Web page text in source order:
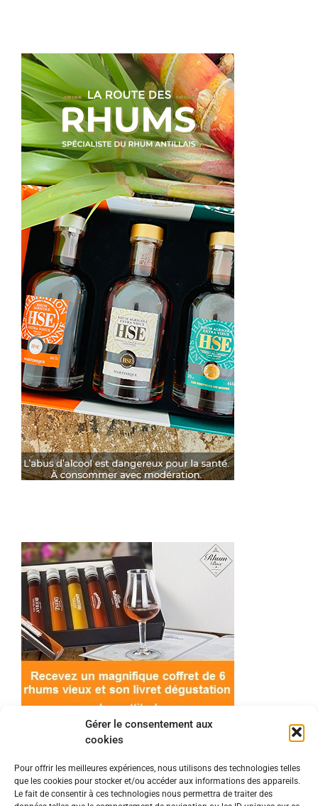
Gérer le consentement aux
cookies
Pour offrir les meilleures expériences, nous utilisons des technologies telles
que les cookies pour stocker et/ou accéder aux informations des appareils.
Le fait de consentir à ces technologies nous permettra de traiter des
© 2022 Meilleur-rhum.net - Tous droits réservés